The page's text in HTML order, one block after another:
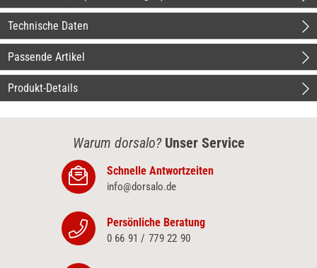
Technische Daten
Passende Artikel
Produkt-Details
Warum dorsalo? Unser Service
Schnelle Antwortzeiten
info@dorsalo.de
Persönliche Beratung
0 66 91 / 779 22 90